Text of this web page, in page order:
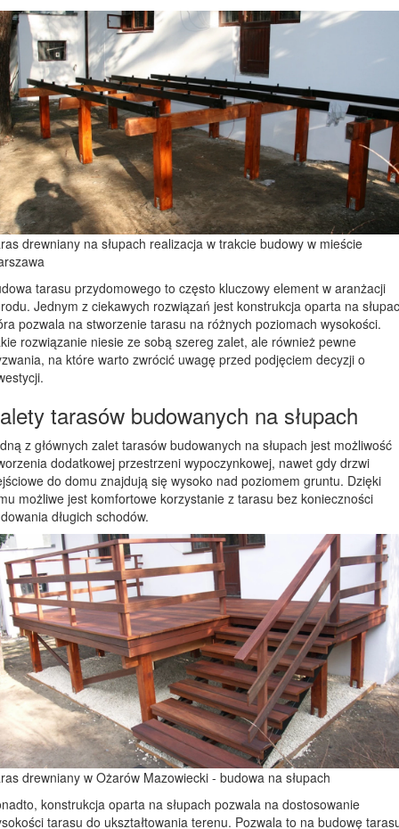
Czy warto inwestować w tarasy budowane
na słupach?
drewniany na słupach realizacja w trakcie budowy w mieście
tarasu przydomowego to często kluczowy element w aranżacji
Jednym z ciekawych rozwiązań jest konstrukcja oparta na
pozwala na stworzenie tarasu na różnych poziomach wysokości.
rozwiązanie niesie ze sobą szereg zalet, ale również pewne
na które warto zwrócić uwagę przed podjęciem decyzji o
tarasów budowanych na słupach
z głównych zalet tarasów budowanych na słupach jest możliwość
dodatkowej przestrzeni wypoczynkowej, nawet gdy drzwi
do domu znajdują się wysoko nad poziomem gruntu. Dzięki
możliwe jest komfortowe korzystanie z tarasu bez konieczności
długich schodów.
drewniany w Ożarów Mazowiecki - budowa na słupach
konstrukcja oparta na słupach pozwala na dostosowanie
tarasu do ukształtowania terenu. Pozwala to na budowę